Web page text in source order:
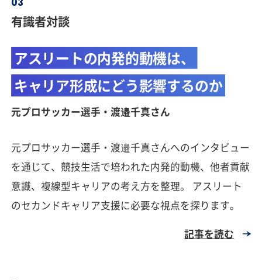
有識者対談
アスリートの内発的動機は、
キャリア形成にどう影響するのか
元プロサッカー選手・渡邉千真さん
元プロサッカー選手・渡邉千真さんへのインタビュー
を通じて、競技生活で培われた内発的動機、他者貢献
意識、複線型キャリアの考え方を整理。 アスリート
のセカンドキャリア支援に必要な視点を探ります。
記事を読む